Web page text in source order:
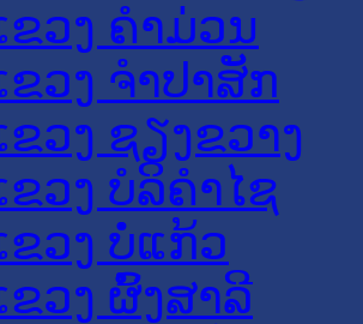
ຂວງ ຄໍາມ່ວນ
ຂວງ ຈໍາປາສັກ
ວງ ຊຽງຂວາງ
ຂວງ ບໍລິຄໍາໄຊ
ຂວງ ບໍ່ແກ້ວ
ຂວງ ຜົ້ງສາລີ